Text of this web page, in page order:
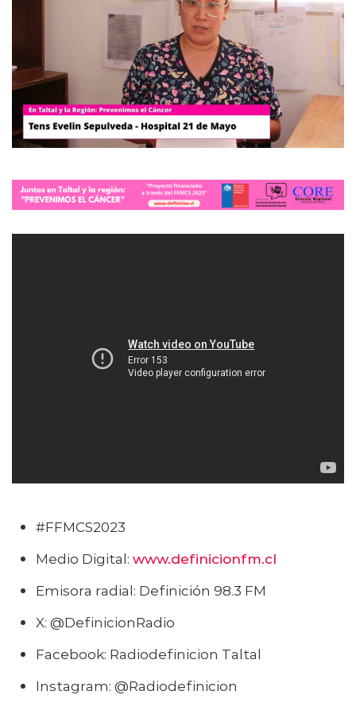
#FFMCS2023
Medio Digital: www.definicionfm.cl
Emisora radial: Definición 98.3 FM
X: @DefinicionRadio
Facebook: Radiodefinicion Taltal
Instagram: @Radiodefinicion